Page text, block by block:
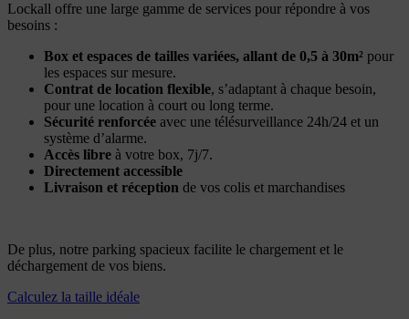
Lockall offre une large gamme de services pour répondre à vos
besoins :
Box et espaces de tailles variées, allant de 0,5 à 30m² pour
les espaces sur mesure.
Contrat de location flexible, s’adaptant à chaque besoin,
pour une location à court ou long terme.
Sécurité renforcée avec une télésurveillance 24h/24 et un
système d’alarme.
Accès libre à votre box, 7j/7.
Directement accessible
Livraison et réception de vos colis et marchandises
De plus, notre parking spacieux facilite le chargement et le
déchargement de vos biens.
Calculez la taille idéale